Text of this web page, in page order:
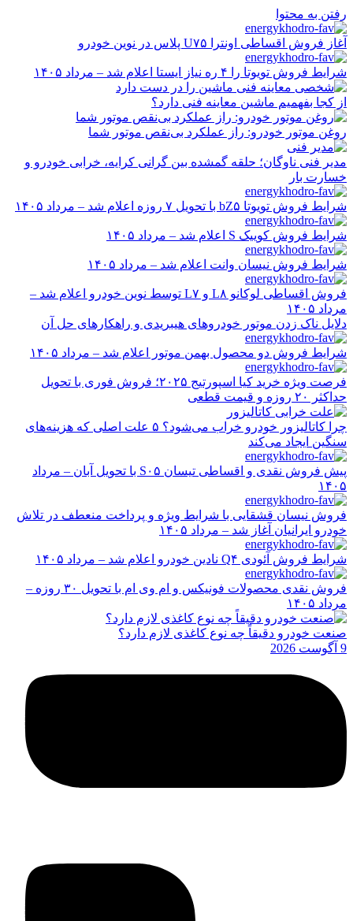
رفتن به محتوا
آغاز فروش اقساطی اونترا U۷۵ پلاس در نوین خودرو
شرایط فروش تویوتا را ۴ ره نیاز ایستا اعلام شد – مرداد ۱۴۰۵
از کجا بفهمیم ماشین معاینه فنی دارد؟
روغن موتور خودرو: راز عملکرد بی‌نقص موتور شما
مدیر فنی ناوگان؛ حلقه گمشده بین گرانی کرایه، خرابی خودرو و
خسارت بار
شرایط فروش تویوتا bZ۵ با تحویل ۷ روزه اعلام شد – مرداد ۱۴۰۵
شرایط فروش کوییک S اعلام شد – مرداد ۱۴۰۵
شرایط فروش نیسان وانت اعلام شد – مرداد ۱۴۰۵
فروش اقساطی لوکانو L۸ و L۷ توسط نوین خودرو اعلام شد –
مرداد ۱۴۰۵
دلایل ناک زدن موتور خودروهای هیبریدی و راهکارهای حل آن
شرایط فروش دو محصول بهمن موتور اعلام شد – مرداد ۱۴۰۵
فرصت ویژه خرید کیا اسپورتیج ۲۰۲۵؛ فروش فوری با تحویل
حداکثر ۲۰ روزه و قیمت قطعی
چرا کاتالیزور خودرو خراب می‌شود؟ ۵ علت اصلی که هزینه‌های
سنگین ایجاد می‌کند
پیش فروش نقدی و اقساطی تیسان S۰۵ با تحویل آبان – مرداد
۱۴۰۵
فروش نیسان قشقایی با شرایط ویژه و پرداخت منعطف در تلاش
خودرو ایرانیان آغاز شد – مرداد ۱۴۰۵
شرایط فروش آئودی Q۴ نادین خودرو اعلام شد – مرداد ۱۴۰۵
فروش نقدی محصولات فونیکس و ام وی ام با تحویل ۳۰ روزه –
مرداد ۱۴۰۵
صنعت خودرو دقیقاً چه نوع کاغذی لازم دارد؟
9 آگوست 2026